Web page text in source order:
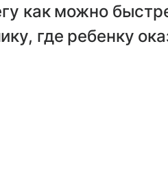
как можно
где ребенку